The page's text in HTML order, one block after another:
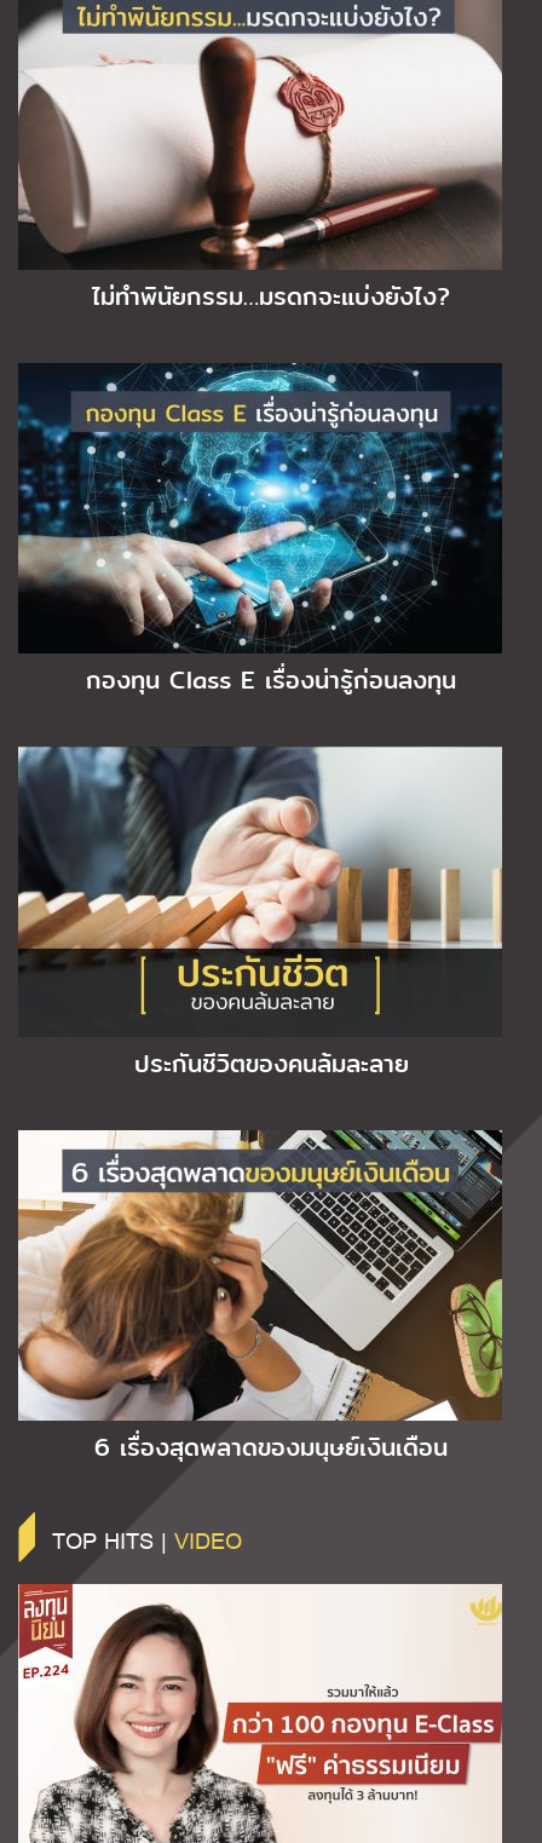
ไม่ทำพินัยกรรม…มรดกจะแบ่งยังไง?
กองทุน Class E เรื่องน่ารู้ก่อนลงทุน
ประกันชีวิตของคนล้มละลาย
6 เรื่องสุดพลาดของมนุษย์เงินเดือน
TOP HITS | VIDEO